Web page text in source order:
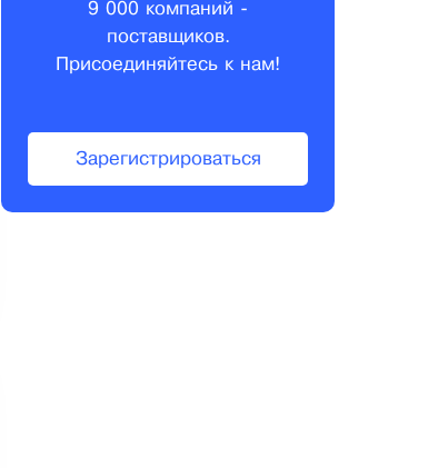
9 000 компаний -
поставщиков.
Присоединяйтесь к нам!
Зарегистрироваться